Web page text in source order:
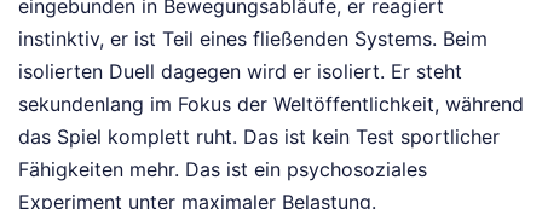
eingebunden in Bewegungsabläufe, er reagiert
instinktiv, er ist Teil eines fließenden Systems. Beim
isolierten Duell dagegen wird er isoliert. Er steht
sekundenlang im Fokus der Weltöffentlichkeit, während
das Spiel komplett ruht. Das ist kein Test sportlicher
Fähigkeiten mehr. Das ist ein psychosoziales
Experiment unter maximaler Belastung.